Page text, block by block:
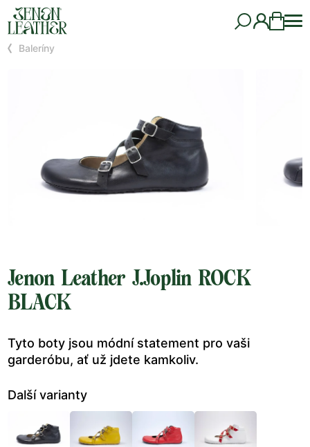
Baleríny
Jenon Leather J.Joplin ROCK
BLACK
Tyto boty jsou módní statement pro vaši
garderóbu, ať už jdete kamkoliv.
Další varianty